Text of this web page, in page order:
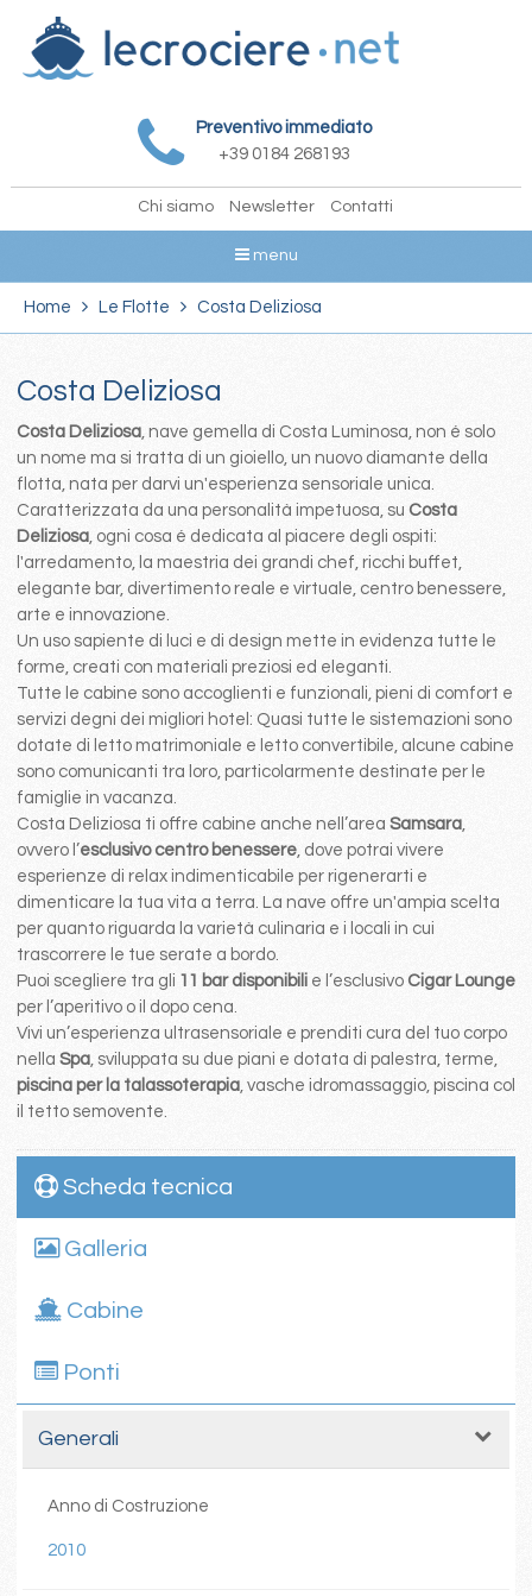
Preventivo immediato
+39 0184 268193
Chi siamo Newsletter Contatti
menu
Home Le Flotte Costa Deliziosa
Costa Deliziosa
Costa Deliziosa, nave gemella di Costa Luminosa, non é solo
un nome ma si tratta di un gioiello, un nuovo diamante della
flotta, nata per darvi un'esperienza sensoriale unica.
Caratterizzata da una personalità impetuosa, su Costa
Deliziosa, ogni cosa é dedicata al piacere degli ospiti:
l'arredamento, la maestria dei grandi chef, ricchi buffet,
elegante bar, divertimento reale e virtuale, centro benessere,
arte e innovazione.
Un uso sapiente di luci e di design mette in evidenza tutte le
forme, creati con materiali preziosi ed eleganti.
Tutte le cabine sono accoglienti e funzionali, pieni di comfort e
servizi degni dei migliori hotel: Quasi tutte le sistemazioni sono
dotate di letto matrimoniale e letto convertibile, alcune cabine
sono comunicanti tra loro, particolarmente destinate per le
famiglie in vacanza.
Costa Deliziosa ti offre cabine anche nell’area Samsara,
ovvero l’esclusivo centro benessere, dove potrai vivere
esperienze di relax indimenticabile per rigenerarti e
dimenticare la tua vita a terra. La nave offre un'ampia scelta
per quanto riguarda la varietà culinaria e i locali in cui
trascorrere le tue serate a bordo.
Puoi scegliere tra gli 11 bar disponibilie l’esclusivo Cigar Lounge
per l’aperitivo o il dopo cena.
Vivi un’esperienza ultrasensoriale e prenditi cura del tuo corpo
nella Spa, sviluppata su due piani e dotata di palestra, terme,
piscina per la talassoterapia, vasche idromassaggio, piscina col
il tetto semovente.
Scheda tecnica
Galleria
Cabine
Ponti
Generali
Anno di Costruzione
2010